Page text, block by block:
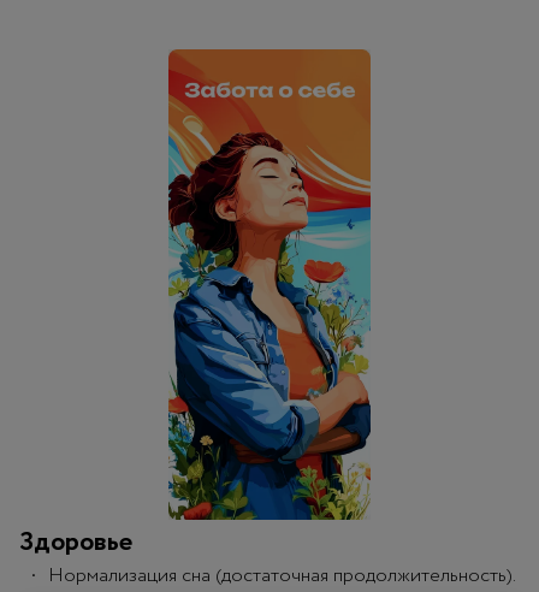
Здоровье
Нормализация сна (достаточная продолжительность).